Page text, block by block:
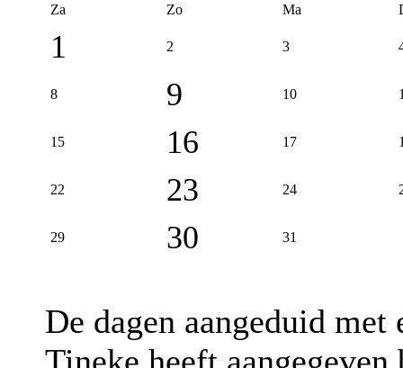
Za Zo Ma
1 2 3
8 9 10
15 16 17
22 23 24
29 30 31
De dagen aangeduid met